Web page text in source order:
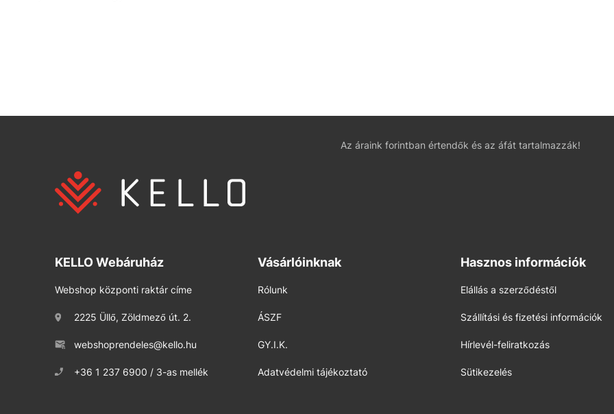
Az áraink forintban értendők és az áfát tartalmazzák!
KELLO Webáruház
Webshop központi raktár címe
2225 Üllő, Zöldmező út. 2.
webshoprendeles@kello.hu
+36 1 237 6900 / 3-as mellék
Vásárlóinknak
Rólunk
ÁSZF
GY.I.K.
Adatvédelmi tájékoztató
Hasznos információk
Elállás a szerződéstől
Szállítási és fizetési információk
Hírlevél-feliratkozás
Sütikezelés